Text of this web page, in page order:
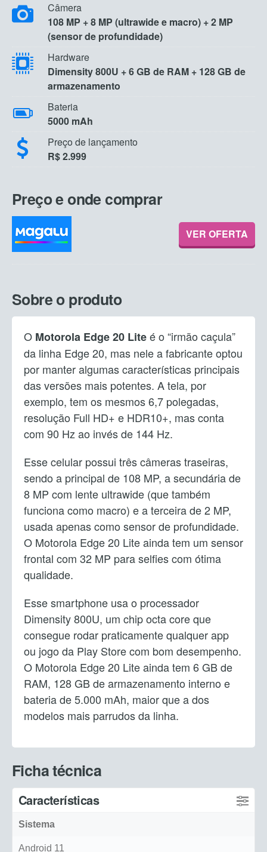
Câmera
108 MP + 8 MP (ultrawide e macro) + 2 MP
(sensor de profundidade)
Hardware
Dimensity 800U + 6 GB de RAM + 128 GB de
armazenamento
Bateria
5000 mAh
Preço de lançamento
R$ 2.999
Preço e onde comprar
VER OFERTA
Sobre o produto
O Motorola Edge 20 Liteé o “irmão caçula”
da linha Edge 20, mas nele a fabricante optou
por manter algumas características principais
das versões mais potentes. A tela, por
exemplo, tem os mesmos 6,7 polegadas,
resolução Full HD+ e HDR10+, mas conta
com 90 Hz ao invés de 144 Hz.
Esse celular possui três câmeras traseiras,
sendo a principal de 108 MP, a secundária de
8 MP com lente ultrawide (que também
funciona como macro) e a terceira de 2 MP,
usada apenas como sensor de profundidade.
O Motorola Edge 20 Lite ainda tem um sensor
frontal com 32 MP para selfies com ótima
qualidade.
Esse smartphone usa o processador
Dimensity 800U, um chip octa core que
consegue rodar praticamente qualquer app
ou jogo da Play Store com bom desempenho.
O Motorola Edge 20 Lite ainda tem 6 GB de
RAM, 128 GB de armazenamento interno e
bateria de 5.000 mAh, maior que a dos
modelos mais parrudos da linha.
Ficha técnica
Características
Sistema
Android 11